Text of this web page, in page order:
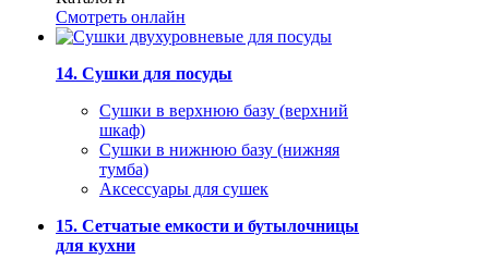
Смотреть онлайн
14. Сушки для посуды
Сушки в верхнюю базу (верхний
шкаф)
Сушки в нижнюю базу (нижняя
тумба)
Аксессуары для сушек
15. Сетчатые емкости и бутылочницы
для кухни